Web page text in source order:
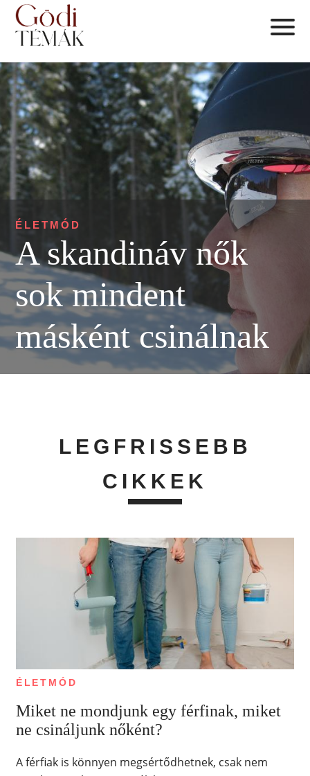
ÉLETMÓD
A skandináv nők
sok mindent
másként csinálnak
LEGFRISSEBB
CIKKEK
ÉLETMÓD
Miket ne mondjunk egy férfinak, miket
ne csináljunk nőként?
A férfiak is könnyen megsértődhetnek, csak nem